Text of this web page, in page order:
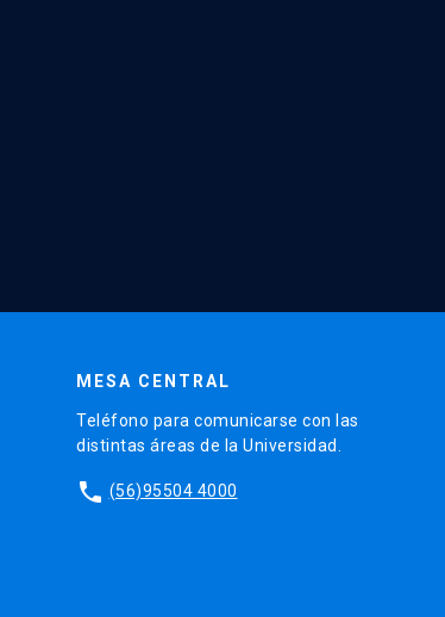
MESA CENTRAL
Teléfono para comunicarse con las
distintas áreas de la Universidad.
phone (56)95504 4000